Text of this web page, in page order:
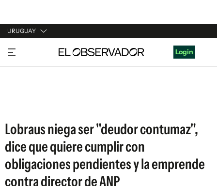
URUGUAY
URUGUAY
ARGENTINA
Login
Lobraus niega ser "deudor contumaz",
dice que quiere cumplir con
obligaciones pendientes y la emprende
contra director de ANP